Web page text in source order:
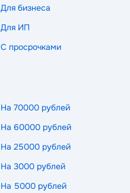
Для бизнеса
Для ИП
С просрочками
На 70000 рублей
На 60000 рублей
На 25000 рублей
На 3000 рублей
На 5000 рублей